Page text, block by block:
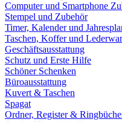
Computer und Smartphone
Stempel und Zubehör
Timer, Kalender und
Taschen, Koffer und
Geschäftsausstattung
Schutz und Erste Hilfe
Schöner Schenken
Büroausstattung
Kuvert & Taschen
Spagat
Ordner, Register &